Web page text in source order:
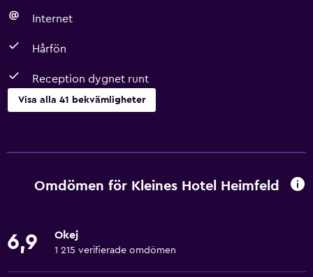
Internet
Hårfön
Reception dygnet runt
Visa alla 41 bekvämligheter
Gratis WiFi
Gratis toalettartiklar
Omdömen för Kleines Hotel Heimfeld
6,9 Okej
1 215 verifierade omdömen